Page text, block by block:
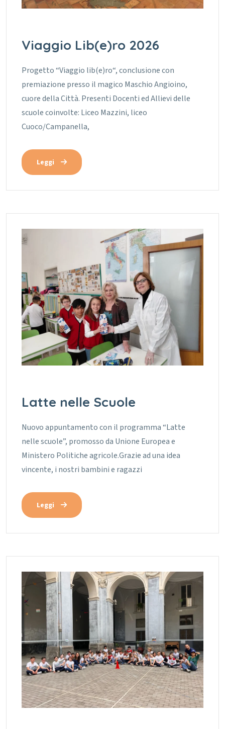
Viaggio Lib(e)ro 2026
Progetto “Viaggio lib(e)ro“, conclusione con
premiazione presso il magico Maschio Angioino,
cuore della Città. Presenti Docenti ed Allievi delle
scuole coinvolte: Liceo Mazzini, liceo
Cuoco/Campanella,
Leggi
Latte nelle Scuole
Nuovo appuntamento con il programma “Latte
nelle scuole”, promosso da Unione Europea e
Ministero Politiche agricole.Grazie ad una idea
vincente, i nostri bambini e ragazzi
Leggi